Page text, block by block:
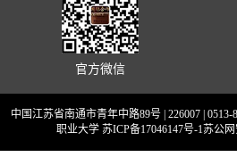
官方微信
中国江苏省南通市青年中路89号 | 226007 | 0513-
职业大学 苏ICP备17046147号-1苏公网